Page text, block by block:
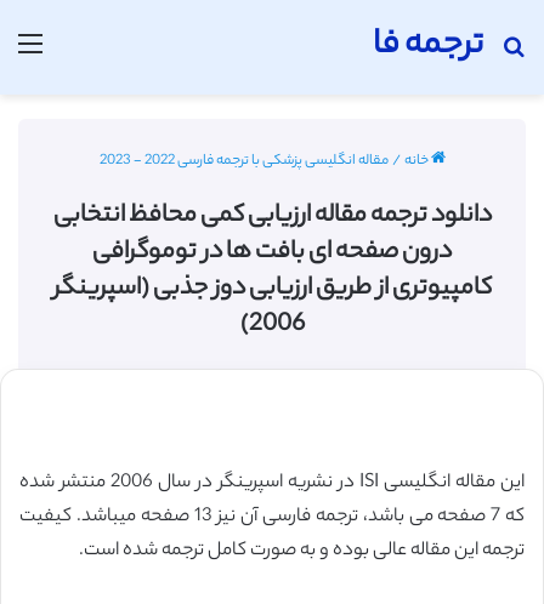
ترجمه فا
جستجو برای
خانه/مقاله انگلیسی پزشکی با ترجمه فارسی 2022 - 2023
دانلود ترجمه مقاله ارزیابی کمی محافظ انتخابی
درون صفحه ای بافت ها در توموگرافی
کامپیوتری از طریق ارزیابی دوز جذبی (اسپرینگر
2006)
این مقاله انگلیسی ISI در نشریه اسپرینگر در سال 2006 منتشر شده
که 7 صفحه می باشد، ترجمه فارسی آن نیز 13 صفحه میباشد. کیفیت
ترجمه این مقاله عالی بوده و به صورت کامل ترجمه شده است.